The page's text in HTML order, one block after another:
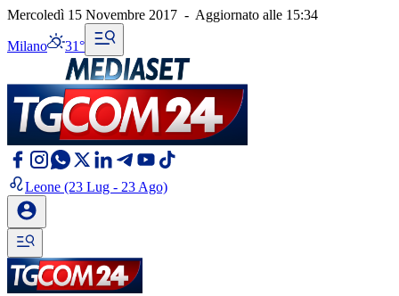
Mercoledì 15 Novembre 2017 - Aggiornato alle 15:34
Milano 31°
Leone (23 Lug - 23 Ago)